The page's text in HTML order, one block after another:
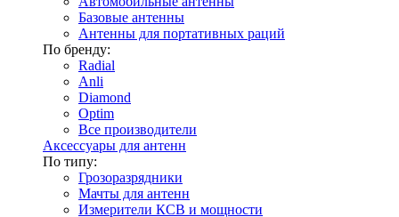
Базовые антенны
Антенны для портативных раций
По бренду:
Radial
Anli
Diamond
Optim
Все производители
Аксессуары для антенн
По типу:
Грозоразрядники
Мачты для антенн
Измерители КСВ и мощности